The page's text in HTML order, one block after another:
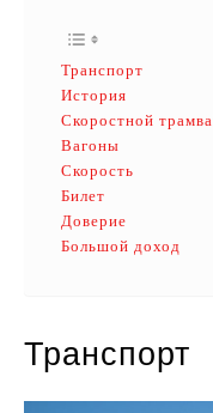
Транспорт
История
Скоростной
Вагоны
Скорость
Билет
Доверие
Большой доход
Транспорт